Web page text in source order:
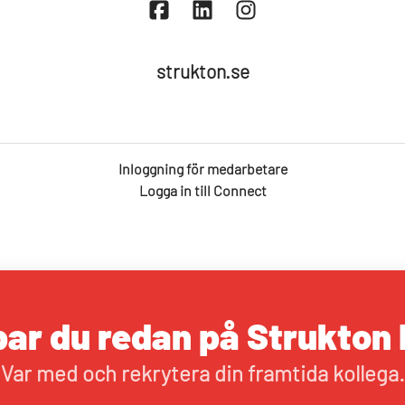
strukton.se
Inloggning för medarbetare
Logga in till Connect
du redan på Strukton
Var med och rekrytera din framtida kollega.